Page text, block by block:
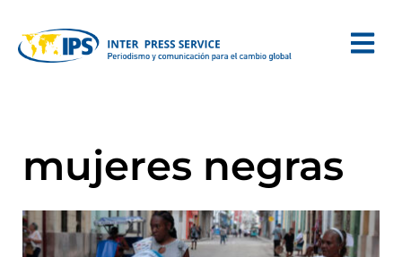
mujeres negras